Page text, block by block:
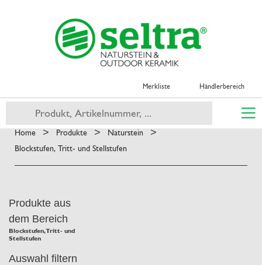
Merkliste Händlerbereich
Home > Produkte > Naturstein >
Blockstufen, Tritt- und Stellstufen
Produkte aus
dem Bereich
Blockstufen, Tritt- und
Stellstufen
Auswahl filtern